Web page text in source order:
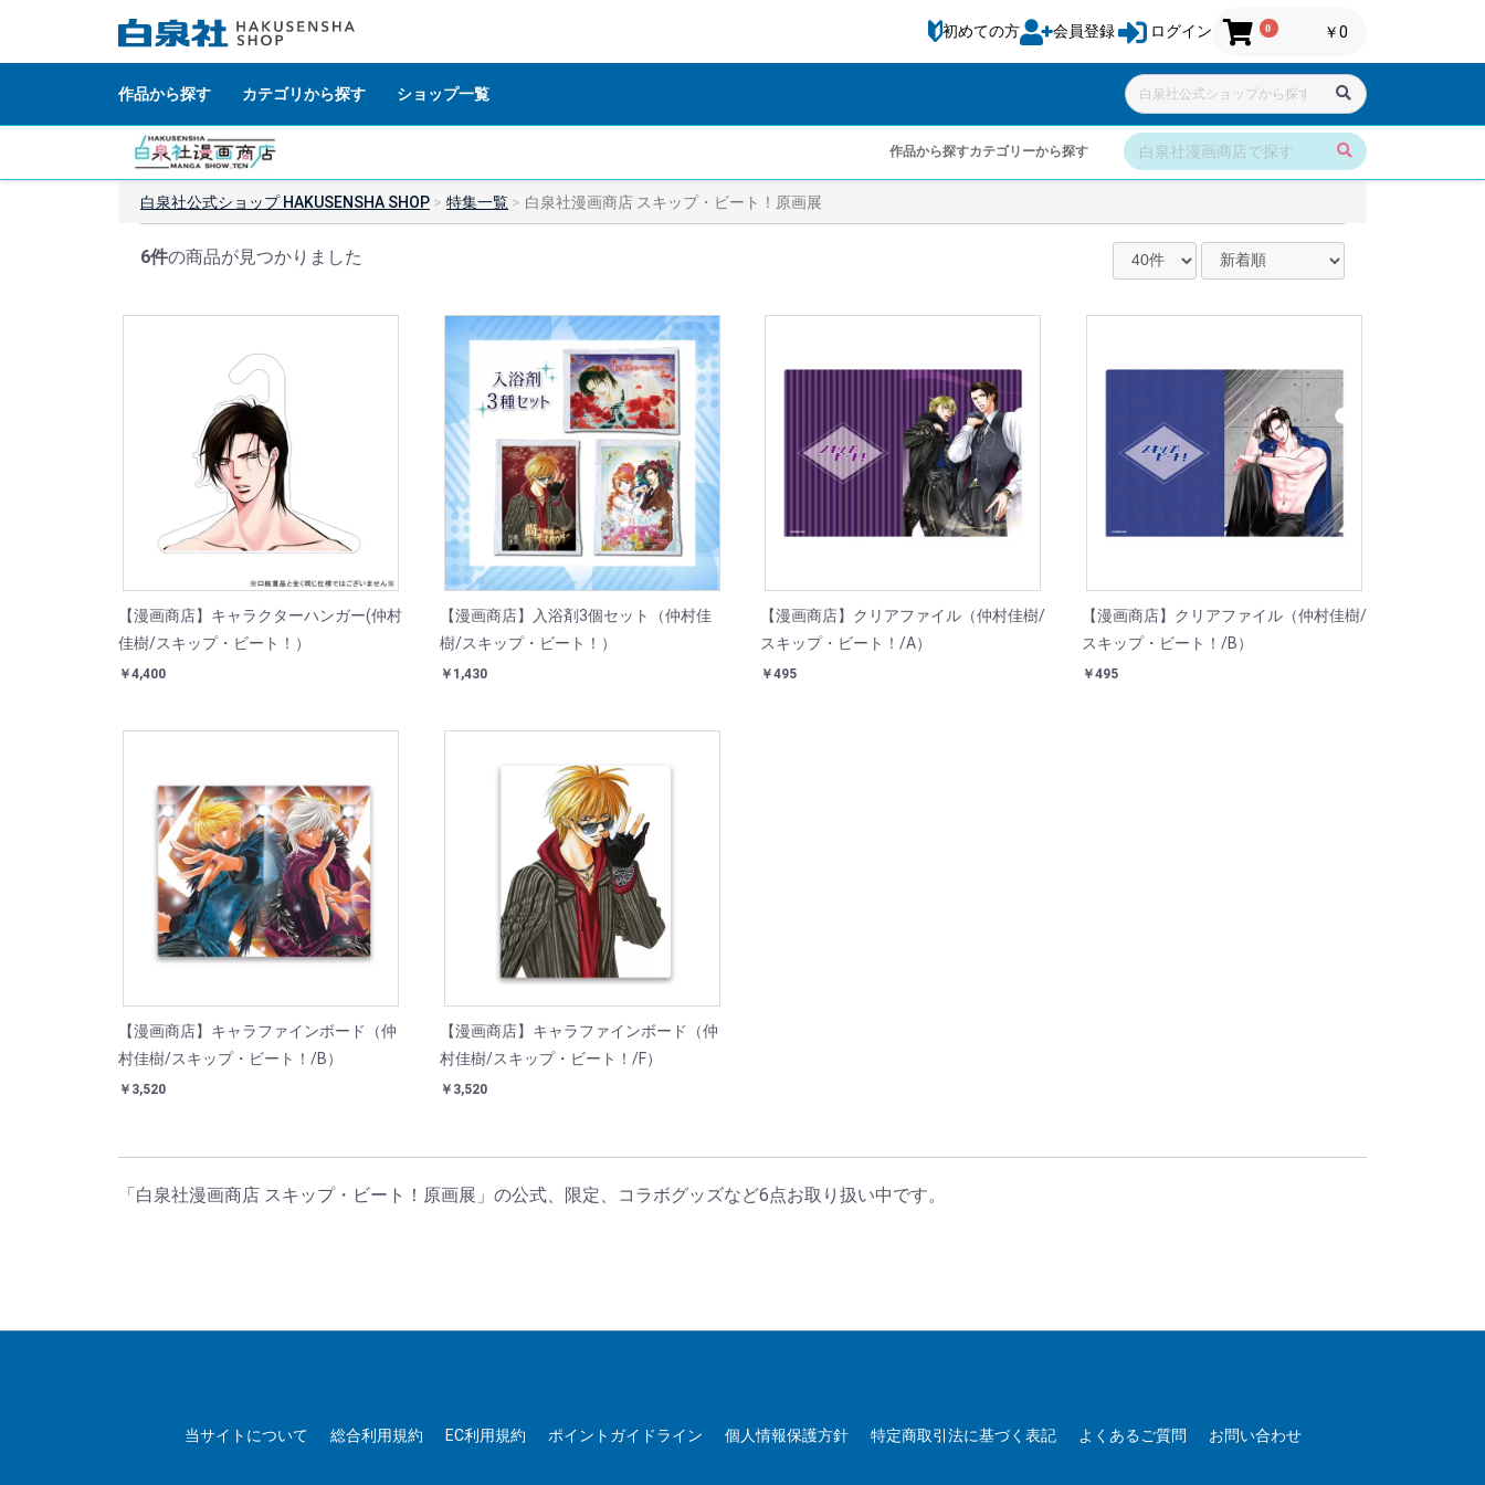
初めての方 会員登録 ログイン 0 ￥0
作品から探す カテゴリから探す ショップ一覧
作品から探すカテゴリーから探す
白泉社公式ショップ HAKUSENSHA SHOP 特集一覧 白泉社漫画商店 スキップ・ビート！原画展
6件の商品が見つかりました
【漫画商店】キャラクターハンガー(仲村
佳樹/スキップ・ビート！）
￥4,400
【漫画商店】入浴剤3個セット（仲村佳
樹/スキップ・ビート！）
￥1,430
【漫画商店】クリアファイル（仲村佳樹/
スキップ・ビート！/A）
￥495
【漫画商店】クリアファイル（仲村佳樹/
スキップ・ビート！/B）
￥495
【漫画商店】キャラファインボード（仲
村佳樹/スキップ・ビート！/B）
￥3,520
【漫画商店】キャラファインボード（仲
村佳樹/スキップ・ビート！/F）
￥3,520
「白泉社漫画商店 スキップ・ビート！原画展」の公式、限定、コラボグッズなど6点お取り扱い中です。
当サイトについて 総合利用規約 EC利用規約 ポイントガイドライン 個人情報保護方針 特定商取引法に基づく表記 よくあるご質問 お問い合わせ